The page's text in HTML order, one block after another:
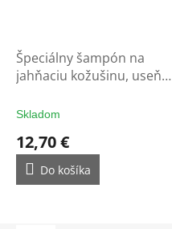
Špeciálny šampón na
jahňaciu kožušinu, useň a
Skladom
12,70 €
Do košíka